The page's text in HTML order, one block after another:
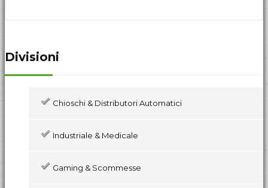
Divisioni
Chioschi & Distributori Automatici
Industriale & Medicale
Gaming & Scommesse